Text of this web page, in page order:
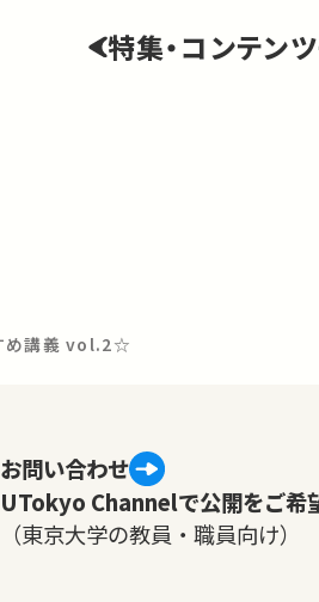
特集・コンテン
め講義 vol.2☆
お問い合わせ
UTokyo Channelで公開をご希
（東京大学の教員・職員向け）